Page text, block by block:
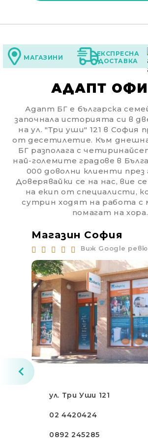
Ние ще се свържем с вас в
МАГАЗИНИ
ЕКСПРЕСНА
ДОСТАВКА
АДАПТ
Адапт БГ е българска
започнала историята си в
на ул. "Три уши" 121 в София
от десетилетие. Към
БГ разполага с
най-големите градове в
000 доволни клиенти
Доверявайки се на нас, вие
на екип от специалисти,
сутрин ходят на работа с
помагат на хора.
Магазин София
Виж Google
ул. Три Уши 121
02 4420424
0892 245285